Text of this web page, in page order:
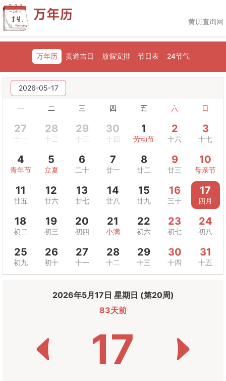
黄历查询网
万年历 黄道吉日 放假安排 节日表 24节气
2026-05-17
一 二 三 四 五 六 日
27
十一
28 29 30
十四
1
劳动节
2
十六
3
十七
4
青年节
5
立夏
6
二十
7
廿一
8
廿二
9
廿三
10
母亲节
11
廿五
12
廿六
13
廿七
14
廿八
15
廿九
16
三十
17
四月
18
初二
19
初三
20
初四
21
小满
22
初六
23
初七
24
初八
25
初九
26
初十
27
十一
28
十二
29
十三
30
十四
31
十五
2026年5月17日 星期日 (第20周)
83天前
17